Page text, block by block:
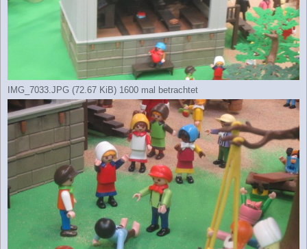
IMG_7033.JPG (72.67 KiB) 1600 mal betrachtet